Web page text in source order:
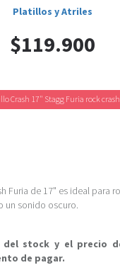
Platillos y Atriles
$119.900
Crash 17" Stagg Furia rock
Furia de 17" es ideal para
un sonido oscuro.
del stock y el precio
de pagar.